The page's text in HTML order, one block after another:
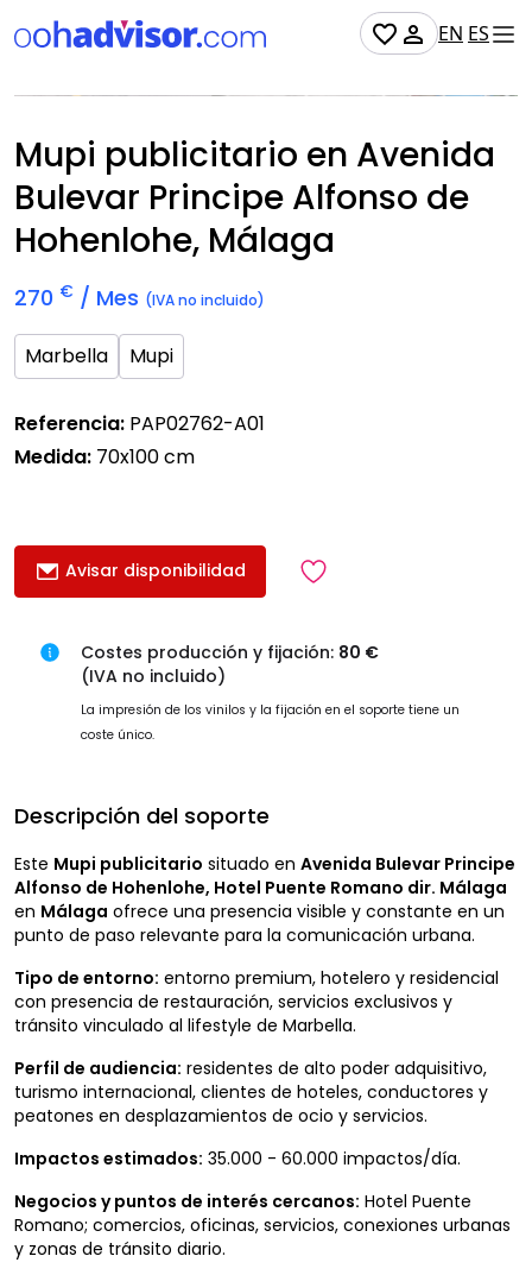
EN ES
No Disponible
Mupi publicitario en Avenida
Bulevar Principe Alfonso de
Hohenlohe, Málaga
270 € / Mes (IVA no incluido)
Marbella Mupi
Referencia: PAP02762-A01
Medida: 70x100 cm
Avisar disponibilidad
Costes producción y fijación: 80 €
(IVA no incluido)
La impresión de los vinilos y la fijación en el soporte tiene un
coste único.
Descripción del soporte
Este Mupi publicitario situado en Avenida Bulevar Principe
Alfonso de Hohenlohe, Hotel Puente Romano dir. Málaga
en Málaga ofrece una presencia visible y constante en un
punto de paso relevante para la comunicación urbana.
Tipo de entorno: entorno premium, hotelero y residencial
con presencia de restauración, servicios exclusivos y
tránsito vinculado al lifestyle de Marbella.
Perfil de audiencia: residentes de alto poder adquisitivo,
turismo internacional, clientes de hoteles, conductores y
peatones en desplazamientos de ocio y servicios.
Impactos estimados: 35.000 - 60.000 impactos/día.
Negocios y puntos de interés cercanos: Hotel Puente
Romano; comercios, oficinas, servicios, conexiones urbanas
y zonas de tránsito diario.